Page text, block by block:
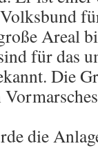
Areal
für das
Die
die